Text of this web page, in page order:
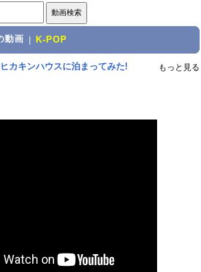
動画 K-POP
ヒカキンハウスに泊まってみた! もっと見る